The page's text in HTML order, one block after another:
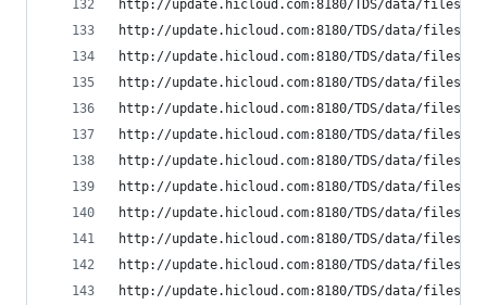
http://update.hicloud.com:8180/TDS/data/files/p9/
http://update.hicloud.com:8180/TDS/data/files/p9/
http://update.hicloud.com:8180/TDS/data/files/p9/
http://update.hicloud.com:8180/TDS/data/files/p9/
http://update.hicloud.com:8180/TDS/data/files/p9/
http://update.hicloud.com:8180/TDS/data/files/p9/
http://update.hicloud.com:8180/TDS/data/files/p9/
http://update.hicloud.com:8180/TDS/data/files/p9/
http://update.hicloud.com:8180/TDS/data/files/p9/
http://update.hicloud.com:8180/TDS/data/files/p9/
http://update.hicloud.com:8180/TDS/data/files/p9/
http://update.hicloud.com:8180/TDS/data/files/p9/